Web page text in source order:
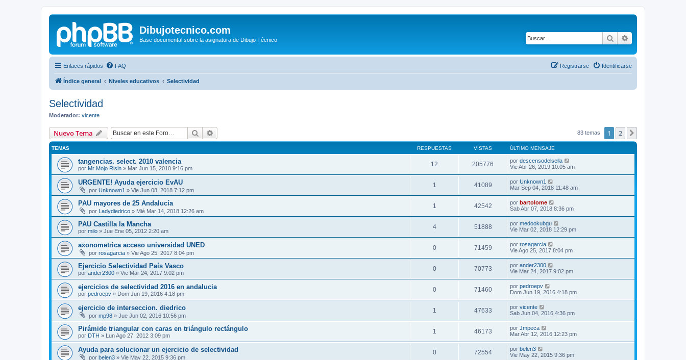
Dibujotecnico.com
Base documental sobre la asignatura de Dibujo Técnico Buscar
Enlaces rápidos FAQ Identificarse
Registrarse
Índice general Niveles educativos Selectividad
Selectividad
Moderador: vicente
Nuevo Tema Buscar 83 temas 1 2
TEMAS RESPUESTAS VISTAS ÚLTIMO MENSAJE
tangencias. select. 2010 valencia
por Mr Mojo Risin » Mar Jun 15, 2010 9:16 pm
12 205776 por descensodelsella
Vie Abr 26, 2019 10:05 am
URGENTE! Ayuda ejercicio EvAU
por Unknown1 » Vie Jun 08, 2018 7:12 pm
1 41089 por Unknown1
Mar Sep 04, 2018 11:48 am
PAU mayores de 25 Andalucía
por Ladydiedrico » Mié Mar 14, 2018 12:26 am
1 42542 por bartolome
Sab Abr 07, 2018 8:36 pm
PAU Castilla la Mancha
por milo » Jue Ene 05, 2012 2:20 am
4 51888 por medookubgu
Vie Mar 02, 2018 12:29 pm
axonometrica acceso universidad UNED
por rosagarcia » Vie Ago 25, 2017 8:04 pm
0 71459 por rosagarcia
Vie Ago 25, 2017 8:04 pm
Ejercicio Selectividad País Vasco
por ander2300 » Vie Mar 24, 2017 9:02 pm
0 70773 por ander2300
Vie Mar 24, 2017 9:02 pm
ejercicios de selectividad 2016 en andalucia
por pedroepv » Dom Jun 19, 2016 4:18 pm
0 71460 por pedroepv
Dom Jun 19, 2016 4:18 pm
ejercicio de interseccion. diedrico
por mp98 » Jue Jun 02, 2016 10:56 pm
1 47633 por vicente
Sab Jun 04, 2016 4:36 pm
Pirámide triangular con caras en triángulo rectángulo
por DTH » Lun Ago 27, 2012 3:09 pm
1 46173 por Jmpeca
Mar Abr 12, 2016 12:23 pm
Ayuda para solucionar un ejercicio de selectividad
por belen3 » Vie May 22, 2015 9:36 pm
0 72554 por belen3
Vie May 22, 2015 9:36 pm